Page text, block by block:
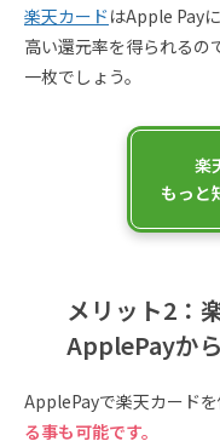
楽天カードはApple Pay
高い還元率を得られるの
一枚でしょう。
楽
もっと
メリット2：
ApplePayか
ApplePayで楽天カードを
る事も可能です。